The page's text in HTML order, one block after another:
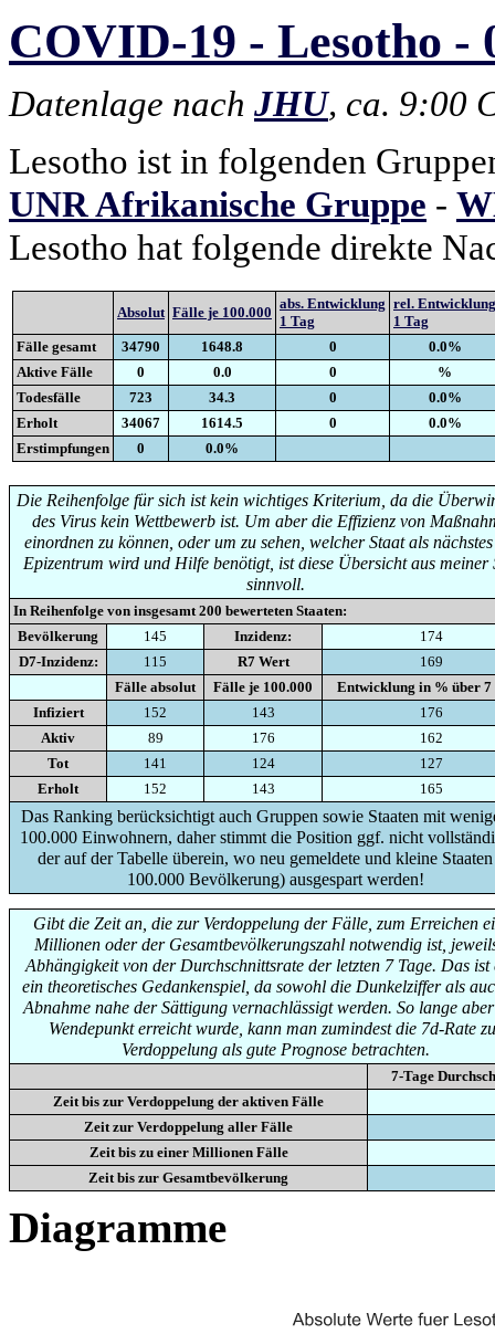
COVID-19 - Lesotho -
Datenlage nach JHU, ca. 9:00
Lesotho ist in folgenden
UNR Afrikanische Gruppe -
Lesotho hat folgende direkte
Absolut Fälle je 100.000
abs. Entwicklung
1 Tag
rel. Entwicklung
1 Tag
Fälle gesamt
34790 1648.8 0
0.0%
Aktive Fälle
0 0.0 0
%
Todesfälle
723 34.3 0
0.0%
Erholt
34067 1614.5 0
0.0%
Erstimpfungen
0 0.0%
Die Reihenfolge für sich ist kein wichtiges Kriterium, da die
des Virus kein Wettbewerb ist. Um aber die Effizienz von
einordnen zu können, oder um zu sehen, welcher Staat als
Epizentrum wird und Hilfe benötigt, ist diese Übersicht aus meiner
sinnvoll.
In Reihenfolge von insgesamt 200 bewerteten Staaten:
Bevölkerung
145 Inzidenz:
174
D7-Inzidenz:
115 R7 Wert
169
Fälle absolut
Fälle je 100.000
Entwicklung in % über 7
Infiziert
152 143
176
Aktiv
89 176
162
Tot
141 124
127
Erholt
152 143 165
Das Ranking berücksichtigt auch Gruppen sowie Staaten mit
100.000 Einwohnern, daher stimmt die Position ggf. nicht
der auf der Tabelle überein, wo neu gemeldete und kleine
100.000 Bevölkerung) ausgespart werden!
Gibt die Zeit an, die zur Verdoppelung der Fälle, zum Erreichen
Millionen oder der Gesamtbevölkerungszahl notwendig ist,
Abhängigkeit von der Durchschnittsrate der letzten 7 Tage. Das ist
ein theoretisches Gedankenspiel, da sowohl die Dunkelziffer als
Abnahme nahe der Sättigung vernachlässigt werden. So lange
Wendepunkt erreicht wurde, kann man zumindest die 7d-Rate
Verdoppelung als gute Prognose betrachten.
7-Tage
Zeit bis zur Verdoppelung der aktiven Fälle
Zeit zur Verdoppelung aller Fälle
Zeit bis zu einer Millionen Fälle
Zeit bis zur Gesamtbevölkerung
Diagramme